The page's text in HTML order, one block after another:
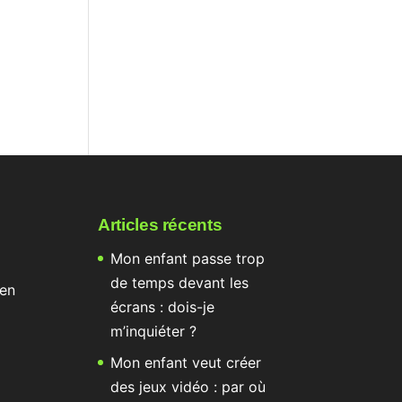
Articles récents
Mon enfant passe trop
de temps devant les
écrans : dois-je
m’inquiéter ?
Mon enfant veut créer
des jeux vidéo : par où